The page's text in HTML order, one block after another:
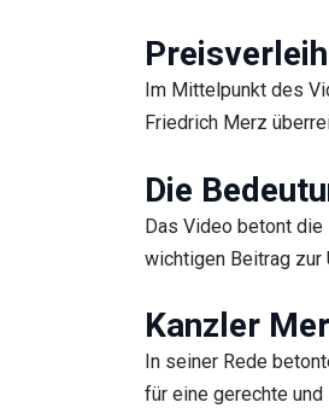
Im Mittelpunkt des
Friedrich Merz
Die
Das Video betont die
wichtigen Beitrag
Kanzler
In seiner Rede
für eine gerechte